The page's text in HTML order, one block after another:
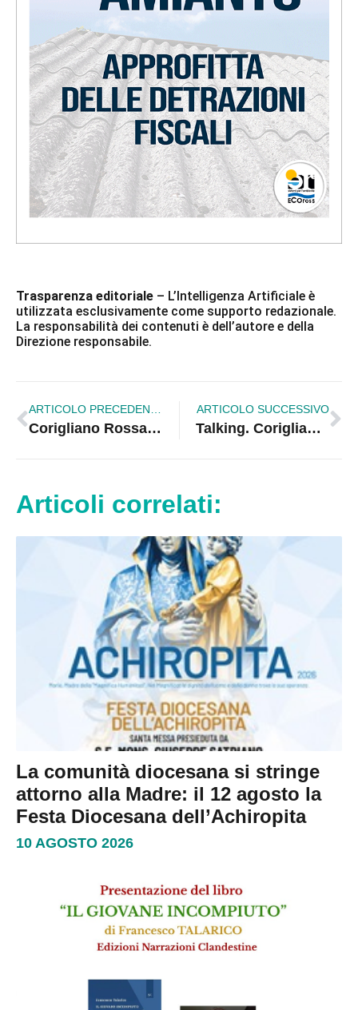
Trasparenza editoriale – L’Intelligenza Artificiale è
utilizzata esclusivamente come supporto redazionale.
La responsabilità dei contenuti è dell’autore e della
Direzione responsabile.
Corigliano Rossano. Colpita l’auto dell’avvocato Campilongo
ARTICOLO SUCCESSIVO
Talking. Corigliano. Strade colabrodo, quali gli interessi? |VIDEO
Articoli correlati:
La comunità diocesana si stringe
attorno alla Madre: il 12 agosto la
Festa Diocesana dell’Achiropita
10 AGOSTO 2026